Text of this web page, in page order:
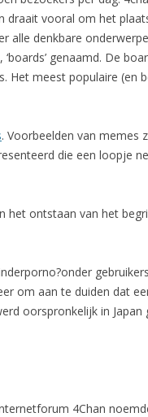
draait vooral om het
alle denkbare
genaamd. De
Het meest populaire (en
. Voorbeelden van memes
die een loopje
het ontstaan van het
om aan te duiden dat
oorspronkelijk in Japan
4Chan